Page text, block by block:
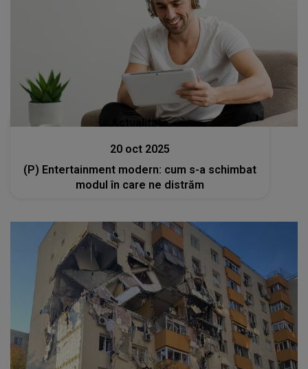
Actualitate
20 oct 2025
(P) Entertainment modern: cum s-a schimbat
modul în care ne distrăm